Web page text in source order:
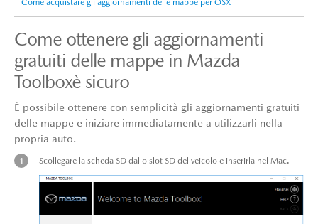
Come acquistare gli aggiornamenti delle mappe per OSX
Come ottenere gli aggiornamenti
gratuiti delle mappe in Mazda
Toolboxè sicuro
È possibile ottenere con semplicità gli aggiornamenti gratuiti
delle mappe e iniziare immediatamente a utilizzarli nella
propria auto.
Scollegare la scheda SD dallo slot SD del veicolo e inserirla nel Mac.